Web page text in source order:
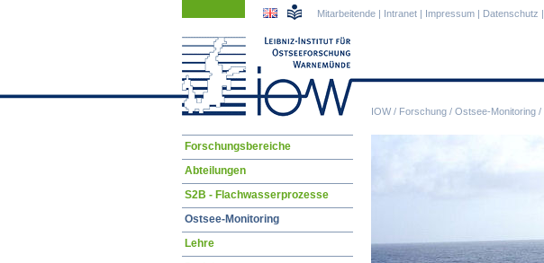
IOW/ Forschung / Ostsee-Monitoring /
Mitarbeitende | Intranet | Impressum | Datenschutz |
Navigation
überspringen
Forschungsbereiche
Abteilungen
S2B - Flachwasserprozesse
Ostsee-Monitoring
Lehre